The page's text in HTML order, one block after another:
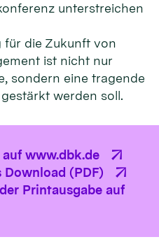
unterstreichen
für die Zukunft von
ist nicht nur
sondern eine tragende
werden soll.
www.dbk.de
Download (PDF)
Printausgabe auf